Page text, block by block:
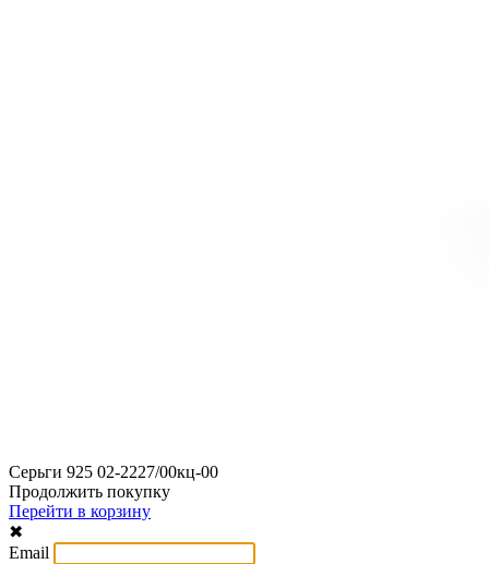
Серьги 925 02-2227/00кц-00
Продолжить покупку
Перейти в корзину
✖
Email